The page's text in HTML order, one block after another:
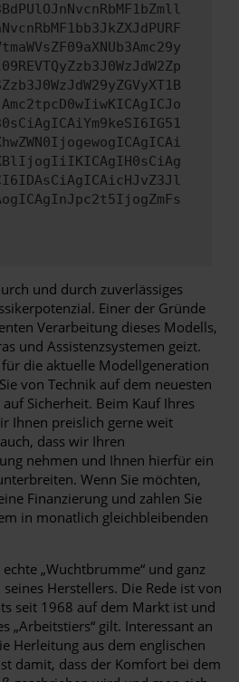
und durch zuverlässiges
Einer der Gründe
Verarbeitung dieses Modells,
und Assistenzsystemen geizt.
die aktuelle Modellgeneration
von Technik auf dem neuesten
Sicherheit. Beim Kauf Ihres
Ihnen preislich gerne weit
dass wir Ihren
nehmen und Ihnen hierfür ein
Wenn Sie möchten,
Finanzierung und zahlen Sie
in monatlich gleichbleibenden
„Wuchtbrumme“ und ganz
Herstellers. Die Rede ist von
seit 1968 auf dem Markt ist und
„Arbeitstiers“ gilt. Interessant an
Herleitung aus dem englischen
damit, dass der Komfort bei dem